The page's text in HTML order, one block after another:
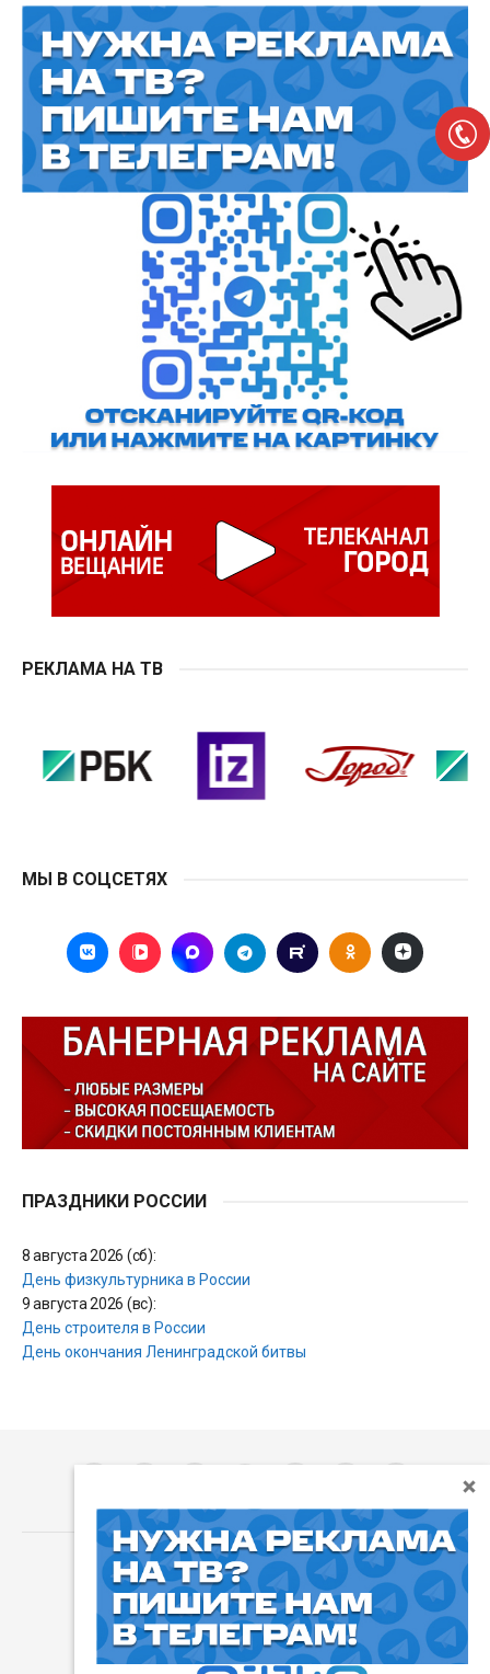
РЕКЛАМА НА ТВ
МЫ В СОЦСЕТЯХ
ПРАЗДНИКИ РОССИИ
8 августа 2026 (сб):
День физкультурника в России
9 августа 2026 (вс):
День строителя в России
День окончания Ленинградской битвы